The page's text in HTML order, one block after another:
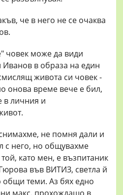
че в него не се очаква
човек може да види
в образа на един
живота си човек -
онова време вече е бил,
в личния и
не помня дали и
с него, но общувахме
като мен, е възпитаник
във ВИТИЗ, светла й
теми. Аз бях едно